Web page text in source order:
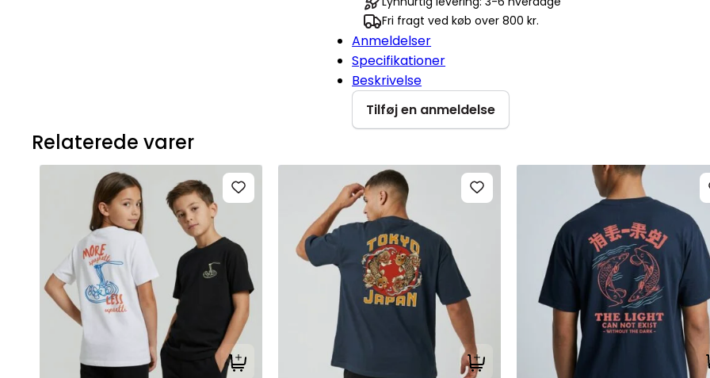
Fri fragt ved køb over 800 kr.
Anmeldelser
Specifikationer
Beskrivelse
Tilføj en anmeldelse
Relaterede varer
Tilføj til kurv Tilføj til kurv